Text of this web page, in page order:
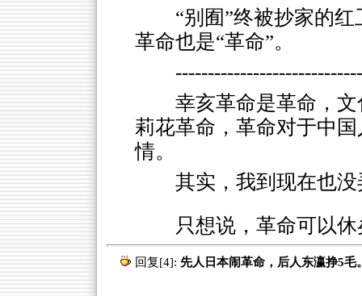
“别囿”终被抄家的红
革命也是“革命”。
幸亥革命是革命，
莉花革命，革命对于中
情。
其实，我到现在也
只想说，革命可以休
回复[4]: 先人日本闹革命，后人东瀛挣5毛